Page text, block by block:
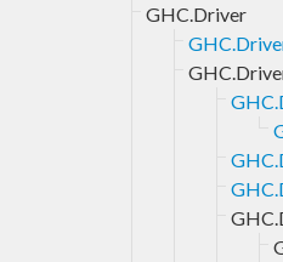
GHC.Driver